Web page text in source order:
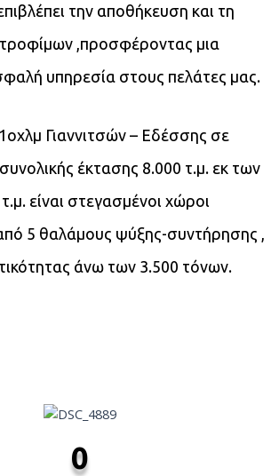
την αποθήκευση και τη
,προσφέροντας μια
υπηρεσία στους πελάτες μας.
Γιαννιτσών – Εδέσσης σε
έκτασης 8.000 τ.μ. εκ των
είναι στεγασμένοι χώροι
5 θαλάμους ψύξης-συντήρησης ,
άνω των 3.500 τόνων.
0